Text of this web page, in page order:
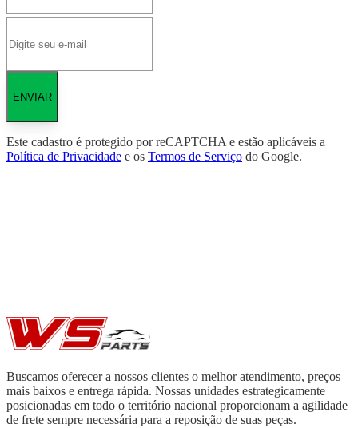
ENVIAR
Este cadastro é protegido por reCAPTCHA e estão aplicáveis a
Política de Privacidade e os Termos de Serviço do Google.
Buscamos oferecer a nossos clientes o melhor atendimento, preços
mais baixos e entrega rápida. Nossas unidades estrategicamente
posicionadas em todo o território nacional proporcionam a agilidade
de frete sempre necessária para a reposição de suas peças.